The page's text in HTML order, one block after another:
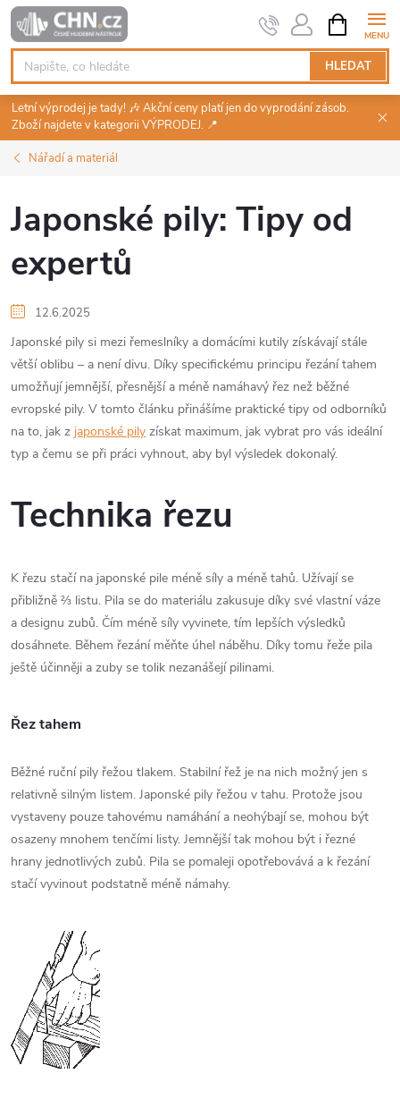
Přejít
na
obsah
HLEDAT
NÁKUPNÍ
KOŠÍK
Letní výprodej je tady! 🎶 Akční ceny platí jen do vyprodání zásob.
Zboží najdete v kategorii VÝPRODEJ. 📍
Nářadí a materiál
Japonské pily: Tipy od
expertů
12.6.2025
Japonské pily si mezi řemeslníky a domácími kutily získávají stále
větší oblibu – a není divu. Díky specifickému principu řezání tahem
umožňují jemnější, přesnější a méně namáhavý řez než běžné
evropské pily. V tomto článku přinášíme praktické tipy od odborníků
na to, jak z japonské pily získat maximum, jak vybrat pro vás ideální
typ a čemu se při práci vyhnout, aby byl výsledek dokonalý.
Technika řezu
K řezu stačí na japonské pile méně síly a méně tahů. Užívají se
přibližně ⅔ listu. Pila se do materiálu zakusuje díky své vlastní váze
a designu zubů. Čím méně síly vyvinete, tím lepších výsledků
dosáhnete. Během řezání měňte úhel náběhu. Díky tomu řeže pila
ještě účinněji a zuby se tolik nezanášejí pilinami.
Řez tahem
Běžné ruční pily řežou tlakem. Stabilní řež je na nich možný jen s
relativně silným listem. Japonské pily řežou v tahu. Protože jsou
vystaveny pouze tahovému namáhání a neohýbají se, mohou být
osazeny mnohem tenčími listy. Jemnější tak mohou být i řezné
hrany jednotlivých zubů. Pila se pomaleji opotřebovává a k řezání
stačí vyvinout podstatně méně námahy.